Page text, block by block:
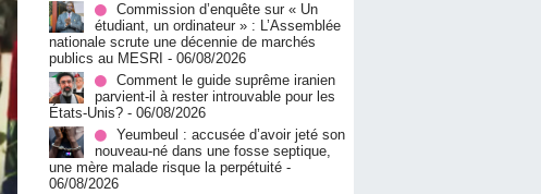
Commission d’enquête sur « Un
étudiant, un ordinateur » : L’Assemblée
nationale scrute une décennie de marchés
publics au MESRI - 06/08/2026
Comment le guide suprême iranien
parvient-il à rester introuvable pour les
États-Unis? - 06/08/2026
Yeumbeul : accusée d’avoir jeté son
nouveau-né dans une fosse septique,
une mère malade risque la perpétuité -
06/08/2026